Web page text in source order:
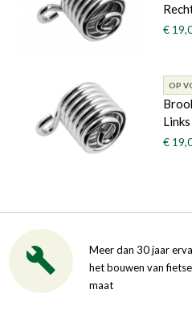
€
OP
€
Meer dan 30 jaar
het bouwen van
maat